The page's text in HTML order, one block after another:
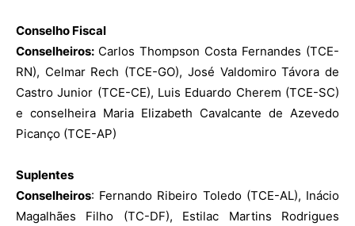
Conselho Fiscal
Conselheiros: Carlos Thompson Costa Fernandes (TCE-
RN), Celmar Rech (TCE-GO), José Valdomiro Távora de
Castro Junior (TCE-CE), Luis Eduardo Cherem (TCE-SC)
e conselheira Maria Elizabeth Cavalcante de Azevedo
Picanço (TCE-AP)
Suplentes
Conselheiros: Fernando Ribeiro Toledo (TCE-AL), Inácio
Magalhães Filho (TC-DF), Estilac Martins Rodrigues